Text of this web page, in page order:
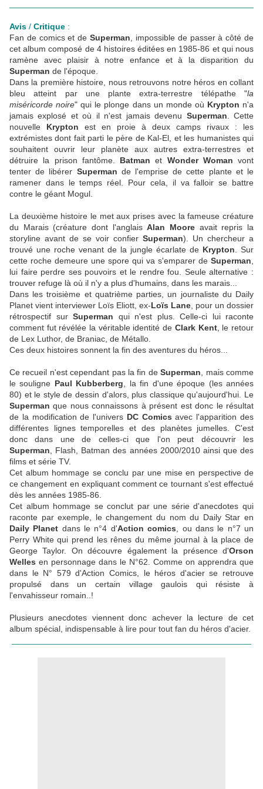
Avis / Critique :
Fan de comics et deSuperman , impossible de passer à côté de
cet album composé de 4 histoires éditées en 1985-86 et qui nous
ramène avec plaisir à notre enfance et à la disparition du
Superman de l'époque.
Dans la première histoire, nous retrouvons notre héros en collant
bleu atteint par une plante extra-terrestre télépathe "la
miséricorde noire" qui le plonge dans un monde où Krypton n'a
jamais explosé et où il n'est jamais devenu Superman . Cette
nouvelle Krypton est en proie à deux camps rivaux : les
extrémistes dont fait parti le père de Kal-El, et les humanistes qui
souhaitent ouvrir leur planète aux autres extra-terrestres et
détruire la prison fantôme. Batman et Wonder Woman vont
tenter de libérer Superman de l'emprise de cette plante et le
ramener dans le temps réel. Pour cela, il va falloir se battre
contre le géant Mogul.
La deuxième histoire le met aux prises avec la fameuse créature
du Marais (créature dont l'anglaisAlan Moore avait repris la
storyline avant de se voir confier Superman). Un chercheur a
trouvé une roche venant de la jungle écarlate de Krypton . Sur
cette roche demeure une spore qui va s'emparer de Superman
lui faire perdre ses pouvoirs et le rendre fou. Seule alternative :
trouver refuge là où il n'y a plus d'humains, dans les marais...
Dans les troisième et quatrième parties, un journaliste du Daily
Planet vient interviewer Loïs Eliott, ex-Loïs Lane , pour un dossier
rétrospectif sur Superman qui n'est plus. Celle-ci lui raconte
comment fut révélée la véritable identité de Clark Kent, le retour
de Lex Luthor, de Braniac, de Métallo.
Ces deux histoires sonnent la fin des aventures du héros...
Ce recueil n'est cependant pas la fin deSuperman , mais comme
le souligne Paul Kubberberg , la fin d'une époque (les années
80) et le style de dessin d'alors, plus classique qu'aujourd'hui. Le
Superman que nous connaissons à présent est donc le résultat
de la modification de l'univers DC Comics avec l'apparition des
différentes lignes temporelles et des planètes jumelles. C'est
donc dans une de celles-ci que l'on peut découvrir les
Superman , Flash, Batman des années 2000/2010 ainsi que des
films et série TV.
Cet album hommage se conclu par une mise en perspective de
ce changement en expliquant comment ce tournant s'est effectué
dès les années 1985-86.
Cet album hommage se conclut par une série d'anecdotes qui
raconte par exemple, le changement du nom du Daily Star en
Daily Planet dans le n°4 d'Action comics , ou dans le n°7 un
Perry White qui prend les rênes du même journal à la place de
George Taylor. On découvre également la présence d'Orson
Welles en personnage dans le N°62. Comme on apprendra que
dans le N° 579 d'Action Comics, le héros d'acier se retrouve
propulsé dans un certain village gaulois qui résiste à
l'envahisseur romain..!
Plusieurs anecdotes viennent donc achever la lecture de cet
album spécial, indispensable à lire pour tout fan du héros d'acier.